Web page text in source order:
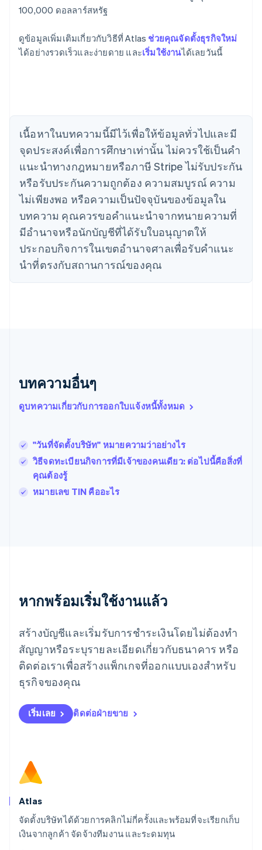
100,000 ดอลลาร์สหรัฐ
ดูข้อมูลเพิ่มเติมเกี่ยวกับวิธีที่ Atlas ช่วยคุณจัดตั้งธุรกิจใหม่
ได้อย่างรวดเร็วและง่ายดาย และเริ่มใช้งานได้เลยวันนี้
เนื้อหาในบทความนี้มีไว้เพื่อให้ข้อมูลทั่วไปและมี
จุดประสงค์เพื่อการศึกษาเท่านั้น ไม่ควรใช้เป็นคํา
แนะนําทางกฎหมายหรือภาษี Stripe ไม่รับประกัน
หรือรับประกันความถูกต้อง ความสมบูรณ์ ความ
ไม่เพียงพอ หรือความเป็นปัจจุบันของข้อมูลใน
บทความ คุณควรขอคําแนะนําจากทนายความที่
มีอํานาจหรือนักบัญชีที่ได้รับใบอนุญาตให้
ประกอบกิจการในเขตอํานาจศาลเพื่อรับคําแนะ
นําที่ตรงกับสถานการณ์ของคุณ
บทความอื่นๆ
ดูบทความเกี่ยวกับการออกใบแจ้งหนี้ทั้งหมด
"วันที่จัดตั้งบริษัท" หมายความว่าอย่างไร
วิธีจดทะเบียนกิจการที่มีเจ้าของคนเดียว: ต่อไปนี้คือสิ่งที่
คุณต้องรู้
หมายเลข TIN คืออะไร
หากพร้อมเริ่มใช้งานแล้ว
สร้างบัญชีและเริ่มรับการชำระเงินโดยไม่ต้องทำ
สัญญาหรือระบุรายละเอียดเกี่ยวกับธนาคาร หรือ
ติดต่อเราเพื่อสร้างแพ็กเกจที่ออกแบบเองสำหรับ
ธุรกิจของคุณ
เริ่มเลย ติดต่อฝ่ายขาย
Atlas
จัดตั้งบริษัทได้ด้วยการคลิกไม่กี่ครั้งและพร้อมที่จะเรียกเก็บ
เงินจากลูกค้า จัดจ้างทีมงาน และระดมทุน
กรีซ
เขตบริหารพิเศษฮ่องกง ประเทศจีน
English 简体中文
ไซปรัส
ญี่ปุ่น
日本語English
เดนมาร์ก
English
ไทย
ไทยEnglish
English
นิวซีแลนด์
English
เนเธอร์แลนด์
NederlandsEnglish
PortuguêsEnglish
English
ฟินแลนด์
มอลตา
English
มาเลเซีย
English
ลักเซมเบิร์ก
ลัตเวีย
English
ลิกเตนสไตน์
DeutschEnglish
ลิทัวเนีย
สเปน
EspañolEnglish
สโลวาเกีย
สวิตเซอร์แลนด์
Deutsch
สวีเดน
สหรัฐอเมริกา
EnglishEspañol简体中文